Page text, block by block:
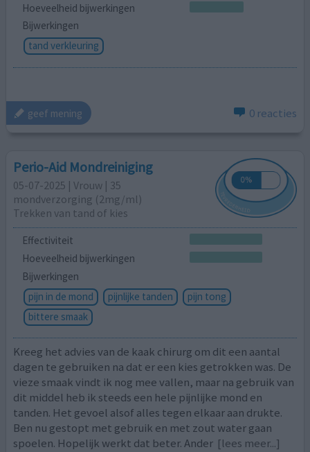
Hoeveelheid bijwerkingen
Bijwerkingen
tand verkleuring
geef mening 0 reacties
Perio-Aid Mondreiniging
05-07-2025 | Vrouw | 35
mondverzorging (2mg/ml)
Trekken van tand of kies
Effectiviteit
Hoeveelheid bijwerkingen
Bijwerkingen
pijn in de mond
pijnlijke tanden
pijn tong
bittere smaak
Kreeg het advies van de kaak chirurg om dit een aantal
dagen te gebruiken na dat er een kies getrokken was. De
vieze smaak vindt ik nog mee vallen, maar na gebruik van
dit middel heb ik steeds een hele pijnlijke mond en
tanden. Het gevoel alsof alles tegen elkaar aan drukte.
Ben nu gestopt met gebruik en met zout water gaan
spoelen. Hopelijk werkt dat beter. Ander [lees meer...]